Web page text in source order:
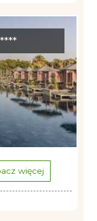
więcej